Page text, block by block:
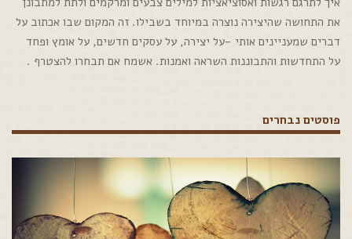
את התחושה שהיצירה נוצרה במיוחד בשבילו. זה המקום שבו אכתוב על
דברים שמעניינים אותי -על יצירה, על עסקים חדשים, על אומץ ופחד
על התחדשות והתבוננות השראה ואמנות. אשמח אם תבחרו להצטרף .
פוסטים נבחרים